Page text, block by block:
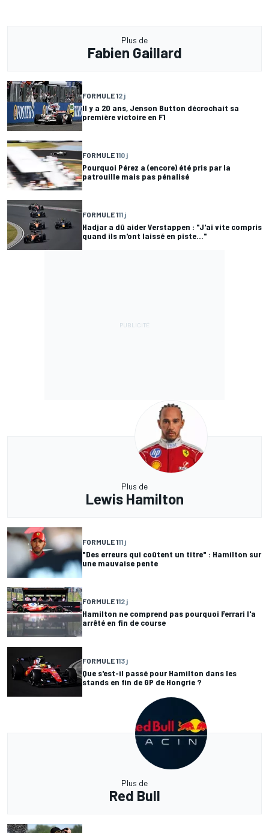
Plus de
Fabien Gaillard
FORMULE 12 j
Il y a 20 ans, Jenson Button décrochait sa
première victoire en F1
FORMULE 110 j
Pourquoi Pérez a (encore) été pris par la
patrouille mais pas pénalisé
FORMULE 111 j
Hadjar a dû aider Verstappen : "J'ai vite compris
quand ils m'ont laissé en piste..."
Plus de
Lewis Hamilton
FORMULE 111 j
"Des erreurs qui coûtent un titre" : Hamilton sur
une mauvaise pente
FORMULE 112 j
Hamilton ne comprend pas pourquoi Ferrari l'a
arrêté en fin de course
FORMULE 113 j
Que s'est-il passé pour Hamilton dans les
stands en fin de GP de Hongrie ?
Plus de
Red Bull